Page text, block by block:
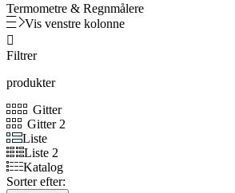
Termometre & Regnmålere
Vis venstre kolonne

Filtrer
produkter
Gitter
Gitter 2
Liste
Liste 2
Katalog
Sorter efter: